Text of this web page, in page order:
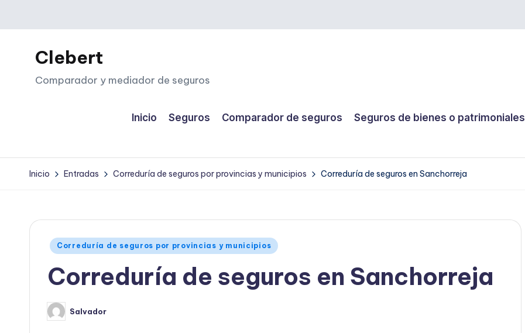
Saltar
contenidoClebert
Comparador y mediador de seguros
Inicio Seguros Comparador de seguros Seguros de bienes o patrimoniales
Inicio Entradas Correduría de seguros por provincias y municipios Correduría de seguros en Sanchorreja
Publicado
Correduría de seguros por provincias y municipios
Correduría de seguros en Sanchorreja
Publicado
por
Salvador